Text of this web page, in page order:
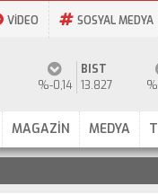
VİDEO SOSYAL MEDYA
%-0,14
BIST
13.827
MAGAZİN MEDYA